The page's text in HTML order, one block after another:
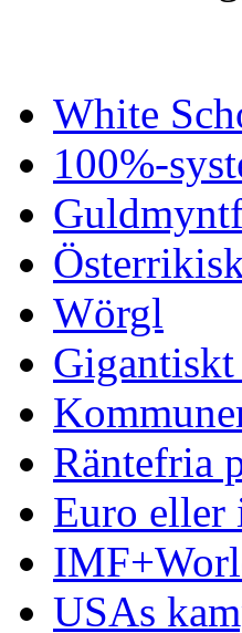
White
100%-
Wörgl
Räntefria
Euro eller
USAs